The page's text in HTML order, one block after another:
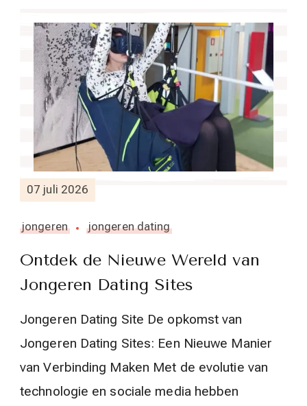
07 juli 2026
jongeren jongeren dating
Ontdek de Nieuwe Wereld van
Jongeren Dating Sites
Jongeren Dating Site De opkomst van
Jongeren Dating Sites: Een Nieuwe Manier
van Verbinding Maken Met de evolutie van
technologie en sociale media hebben